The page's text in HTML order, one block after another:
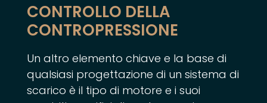
CONTROLLO DELLA
CONTROPRESSIONE
Un altro elemento chiave e la base di
qualsiasi progettazione di un sistema di
scarico è il tipo di motore e i suoi